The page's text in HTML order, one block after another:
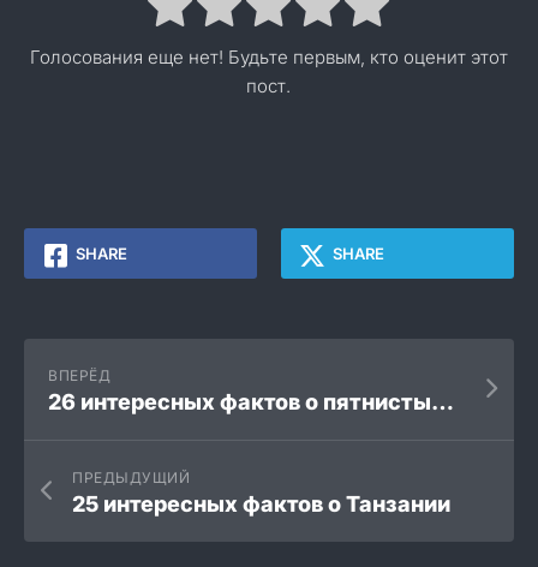
Голосования еще нет! Будьте первым, кто оценит этот
пост.
SHARE SHARE
ВПЕРЁД
26 интересных фактов о пятнистых гиенах
ПРЕДЫДУЩИЙ
25 интересных фактов о Танзании